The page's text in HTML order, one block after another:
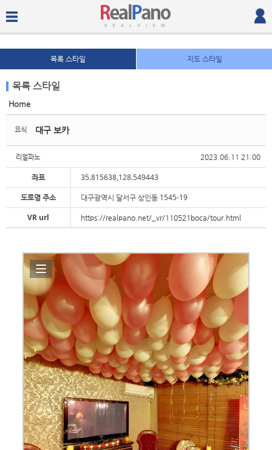
목록 스타일 지도 스타일
목록 스타일
Home
요식
2023.06.11 21:00
대구 보카
리얼파노
좌표
35.815638,128.549443
도로명 주소
대구광역시 달서구 상인동 1545-19
VR url
https://realpano.net/_vr/110521boca/tour.html
Sketchbook5, 스케치북5
Sketchbook5, 스케치북5
Sketchbook5, 스케치북5
Sketchbook5, 스케치북5